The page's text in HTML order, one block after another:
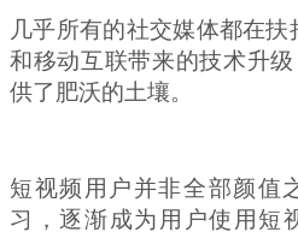
几乎所有的社交媒体都在
和移动互联带来的技术升
供了肥沃的土壤。
短视频用户并非全部颜值
习，逐渐成为用户使用短